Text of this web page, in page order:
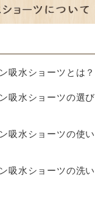
吸水ショーツとは？
吸水ショーツの選び
吸水ショーツの使い
吸水ショーツの洗い